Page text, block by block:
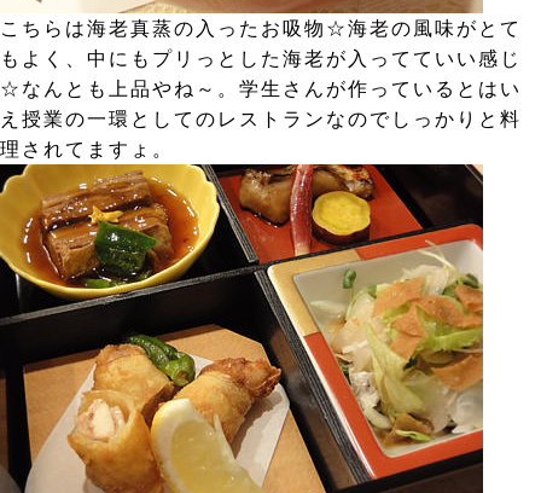
こちらは海老真蒸の入ったお吸物☆海老の風味がとて
もよく、中にもプリっとした海老が入ってていい感じ
☆なんとも上品やね～。学生さんが作っているとはい
え授業の一環としてのレストランなのでしっかりと料
理されてますょ。